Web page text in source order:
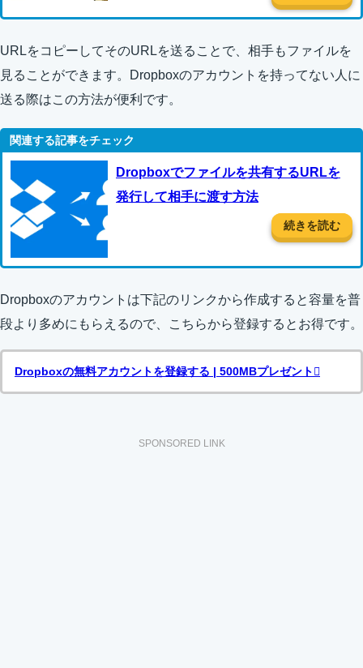
URLをコピーしてそのURLを送ることで、相手もファイルを
見ることができます。Dropboxのアカウントを持ってない人に
送る際はこの方法が便利です。
Dropboxでファイルを共有するURLを
発行して相手に渡す方法
続きを読む
Dropboxのアカウントは下記のリンクから作成すると容量を普
段より多めにもらえるので、こちらから登録するとお得です。
Dropboxの無料アカウントを登録する | 500MBプレゼント
SPONSORED LINK